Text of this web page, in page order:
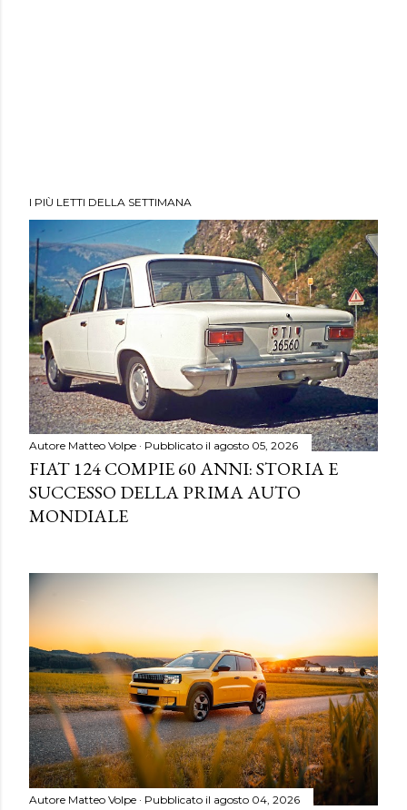
I PIÙ LETTI DELLA SETTIMANA
Autore Matteo Volpe Pubblicato il agosto 05, 2026
FIAT 124 COMPIE 60 ANNI: STORIA E
SUCCESSO DELLA PRIMA AUTO
MONDIALE
Autore Matteo Volpe Pubblicato il agosto 04, 2026